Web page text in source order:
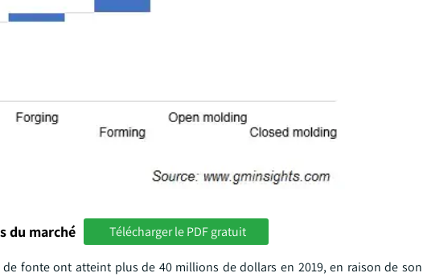
du marché Télécharger le PDF gratuit
fonte ont atteint plus de 40 millions de dollars en 2019, en raison de son